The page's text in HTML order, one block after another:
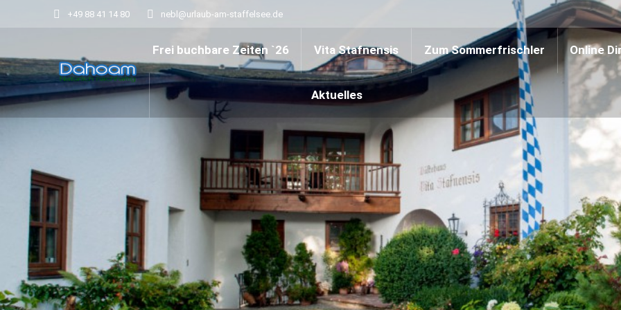
+49 88 41 14 80 nebl@urlaub-am-staffelsee.de
Frei buchbare Zeiten `26 Vita Stafnensis Zum Sommerfrischler Online
Aktuelles